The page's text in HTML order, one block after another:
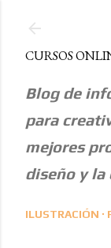
CURSOS
Blog de
para
mejores
diseño y la
ILUSTRACIÓN